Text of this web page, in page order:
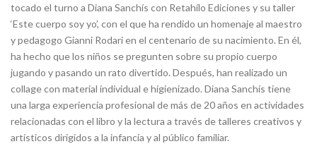
tocado el turno a Diana Sanchís con Retahílo Ediciones y su taller
‘Este cuerpo soy yo’, con el que ha rendido un homenaje al maestro
y pedagogo Gianni Rodari en el centenario de su nacimiento. En él,
ha hecho que los niños se pregunten sobre su propio cuerpo
jugando y pasando un rato divertido. Después, han realizado un
collage con material individual e higienizado. Diana Sanchís tiene
una larga experiencia profesional de más de 20 años en actividades
relacionadas con el libro y la lectura a través de talleres creativos y
artísticos dirigidos a la infancia y al público familiar.